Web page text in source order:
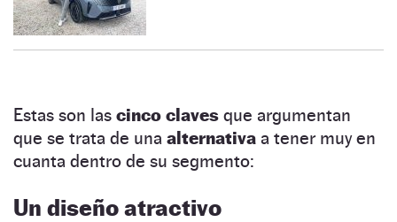
Estas son las cinco claves que argumentan
que se trata de una alternativa a tener muy en
cuanta dentro de su segmento:
Un diseño atractivo